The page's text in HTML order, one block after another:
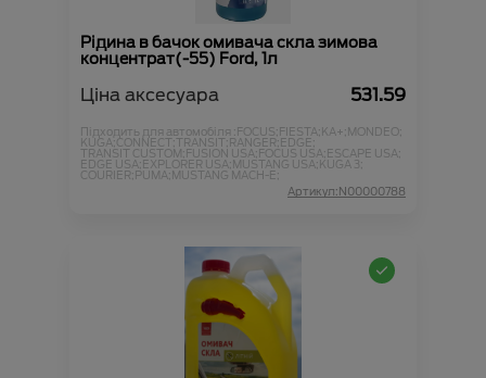
Рідина в бачок омивача скла зимова
концентрат(-55) Ford, 1л
Ціна аксесуара 531.59
Підходить для автомобіля :FOCUS;FIESTA;KA+;MONDEO;
KUGA;CONNECT;TRANSIT;RANGER;EDGE;
TRANSIT CUSTOM;FUSION USA;FOCUS USA;ESCAPE USA;
EDGE USA;EXPLORER USA;MUSTANG USA;KUGA 3;
COURIER;PUMA;MUSTANG MACH-E;
Артикул:N00000788